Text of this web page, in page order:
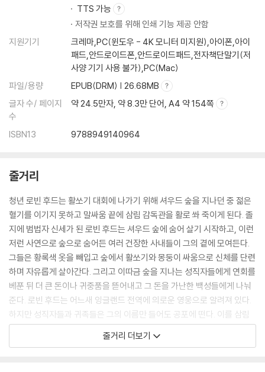
TTS 가능
저작권 보호를 위해 인쇄 기능 제공 안함
지원기기
크레마,PC(윈도우 - 4K 모니터 미지원),아이폰,아이
패드,안드로이드폰,안드로이드패드,전자책단말기(저
사양 기기 사용 불가),PC(Mac)
파일/용량
EPUB(DRM) | 26.68MB
글자 수/ 페이지
수
약 24.5만자, 약 8.3만 단어, A4 약 154쪽
ISBN13 9788949140964
줄거리
청년 로빈 후드는 활쏘기 대회에 나가기 위해 셔우드 숲을 지나던 중 젊은
혈기를 이기지 못하고 말싸움 끝에 삼림 감독관을 활로 쏴 죽이게 된다. 졸
지에 범법자 신세가 된 로빈 후드는 셔우드 숲에 숨어 살기 시작하고, 이런
저런 사연으로 숲으로 숨어든 여러 건장한 사내들이 그의 곁에 모여든다.
그들은 황록색 옷을 빼입고 숲에서 활쏘기와 몽둥이 싸움으로 신체를 단련
하며 자유롭게 살아간다. 그리고 이따금 숲을 지나는 성직자들에게 연회를
베푼 뒤 더 큰 돈이나 귀중품을 뜯어내고 그 돈을 가난한 백성들에게 나눠
준다. 로빈 후드는 어느새 잉글랜드 전역에 의로운 영웅으로 알려져 있다.
하지만 성직자들과 귀족들은 그의 이름만 들어도 공포에 떤다. 이를 삼림
감독관의 친척인 노팅엄 주 장관은 로빈 후드를 괘씸히 여겨 체포 영장을
줄거리 더보기